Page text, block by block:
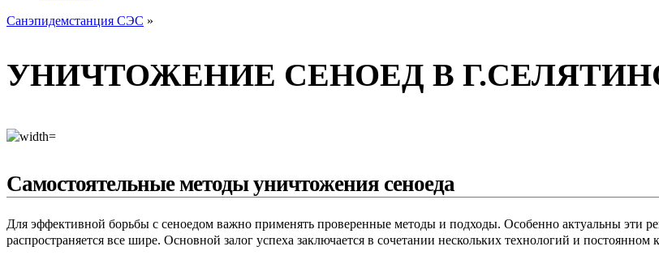
Санэпидемстанция СЭС »
УНИЧТОЖЕНИЕ СЕНОЕД В
Самостоятельные методы уничтожения сеноеда
Для эффективной борьбы с сеноедом важно применять проверенные методы и подходы. Особенно актуальны эти
распространяется все шире. Основной залог успеха заключается в сочетании нескольких технологий и постоянном